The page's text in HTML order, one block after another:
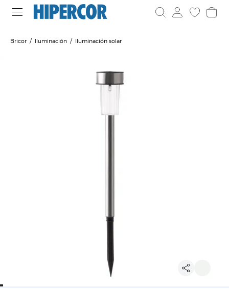
Bricor Iluminación Iluminación solar